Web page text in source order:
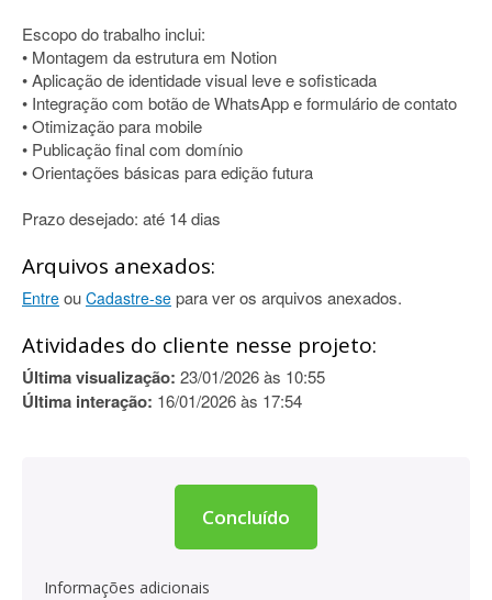
Escopo do trabalho inclui:
• Montagem da estrutura em Notion
• Aplicação de identidade visual leve e sofisticada
• Integração com botão de WhatsApp e formulário de contato
• Otimização para mobile
• Publicação final com domínio
• Orientações básicas para edição futura
Prazo desejado: até 14 dias
Arquivos anexados:
Entre ou Cadastre-se para ver os arquivos anexados.
Atividades do cliente nesse projeto:
Última visualização: 23/01/2026 às 10:55
Última interação: 16/01/2026 às 17:54
Concluído
Informações adicionais